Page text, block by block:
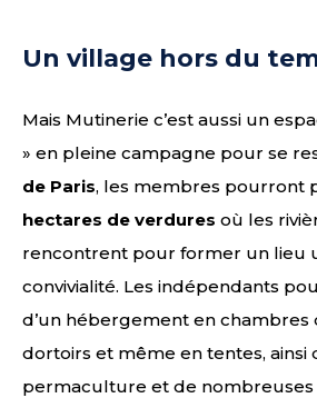
Un village hors du
Mais Mutinerie c’est aussi un
» en pleine campagne pour se
de Paris, les membres pourront
hectares de verdures où les
rencontrent pour former un lieu
convivialité. Les indépendants
d’un hébergement en chambres
dortoirs et même en tentes, ainsi
permaculture et de nombreuses